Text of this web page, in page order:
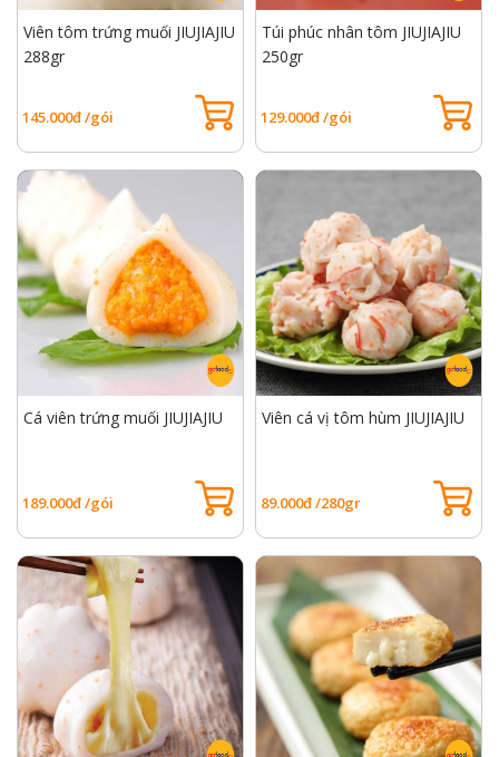
Viên tôm trứng muối JIUJIAJIU
288gr
145.000đ /gói
Túi phúc nhân tôm JIUJIAJIU
250gr
129.000đ /gói
Cá viên trứng muối JIUJIAJIU
189.000đ /gói
Viên cá vị tôm hùm JIUJIAJIU
89.000đ /280gr